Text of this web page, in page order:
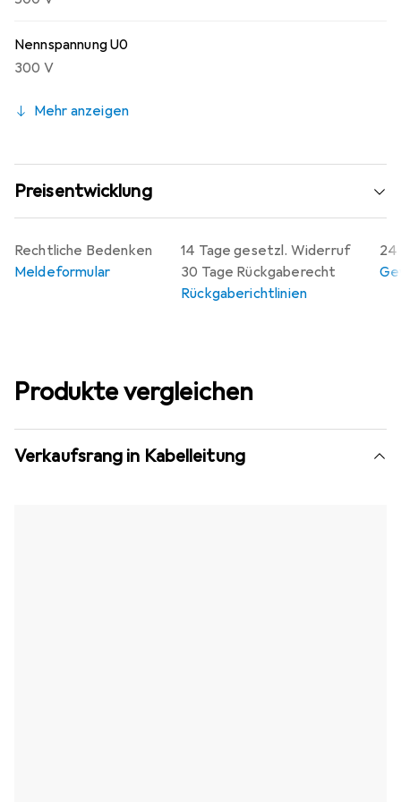
Nennspannung U0
300 V
Mehr anzeigen
Preisentwicklung
14 Tage gesetzl. Widerruf
30 Tage Rückgaberecht
Rückgaberichtlinien
24
Rechtliche Bedenken
Meldeformular
Produkte vergleichen
Verkaufsrang in Kabelleitung